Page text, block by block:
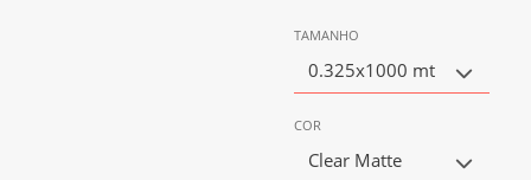
TAMANHO
0.325x1000 mt
COR
Clear Matte